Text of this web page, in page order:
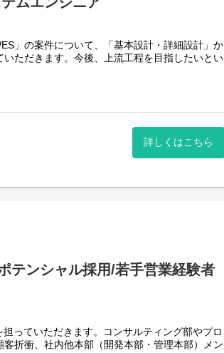
」の案件について、「基本設計・詳細設計」か
ただきます。今後、上流工程を目指したいとい
ンバーが在籍しており、それぞれの現場知識
の物流経験をITのキャリアへダイレクトに繋げ
務改善に貢献する。
詳しくはこちら
テンシャル採用/若手営業経験者
っていただきます。コンサルティング部やプロ
折衝、社内他本部（開発本部・管理本部）メン